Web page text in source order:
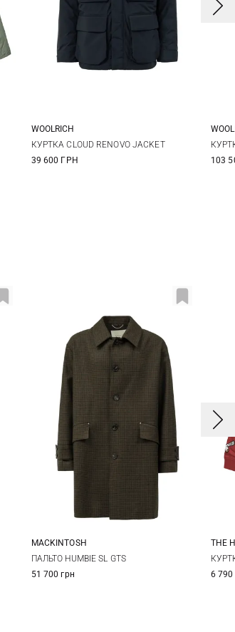
M L XL
WOOLRICH
КУРТКА CLOUD RENOVO JACKET
39 600 ГРН
M
103
40 42
MACKINTOSH
ПАЛЬТО HUMBIE SL GTS
51 700 грн
M
THE
6 790